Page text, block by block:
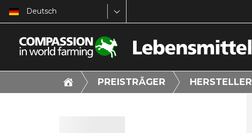
Deutsch
PREISTRÄGER HERSTELLER